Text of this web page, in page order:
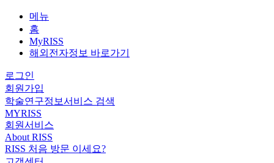
메뉴
홈
MyRISS
해외전자정보 바로가기
로그인
회원가입
학술연구정보서비스 검색
MYRISS
회원서비스
About RISS
RISS 처음 방문 이세요?